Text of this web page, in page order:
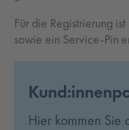
Für die Registrierung
sowie ein Service-Pin
Hier kommen Sie